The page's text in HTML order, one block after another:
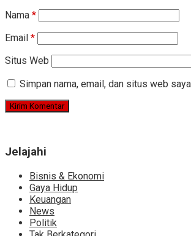
Nama *
Email *
Situs Web
Simpan nama, email, dan situs web
Jelajahi
Bisnis & Ekonomi
Gaya Hidup
Keuangan
News
Politik